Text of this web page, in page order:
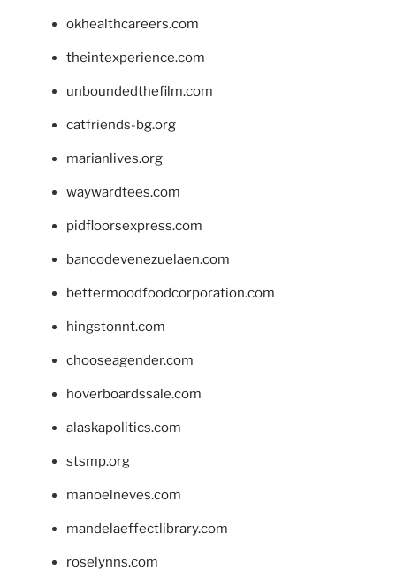
okhealthcareers.com
theintexperience.com
unboundedthefilm.com
catfriends-bg.org
marianlives.org
waywardtees.com
pidfloorsexpress.com
bancodevenezuelaen.com
bettermoodfoodcorporation.com
hingstonnt.com
chooseagender.com
hoverboardssale.com
alaskapolitics.com
stsmp.org
manoelneves.com
mandelaeffectlibrary.com
roselynns.com